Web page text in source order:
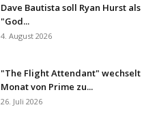
Dave Bautista soll Ryan Hurst
"God...
4. August 2026
"The Flight Attendant" wechselt
Monat von Prime zu...
26. Juli 2026